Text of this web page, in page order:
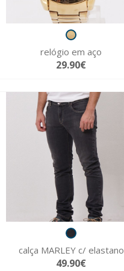
relógio em aço
29.90€
calça MARLEY c/ elastano
49.90€